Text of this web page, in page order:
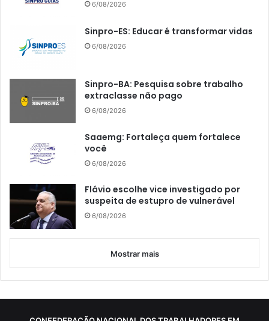
6/08/2026
Sinpro-ES: Educar é transformar vidas
6/08/2026
Sinpro-BA: Pesquisa sobre trabalho
extraclasse não pago
6/08/2026
Saaemg: Fortaleça quem fortalece
você
6/08/2026
Flávio escolhe vice investigado por
suspeita de estupro de vulnerável
6/08/2026
Mostrar mais